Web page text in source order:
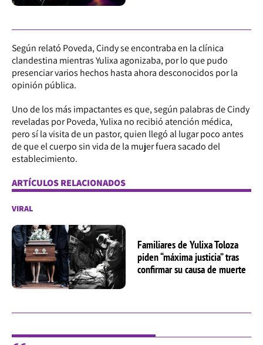
Según relató Poveda, Cindy se encontraba en la clínica
clandestina mientras Yulixa agonizaba, por lo que pudo
presenciar varios hechos hasta ahora desconocidos por la
opinión pública.
Uno de los más impactantes es que, según palabras de Cindy
reveladas por Poveda, Yulixa no recibió atención médica,
pero sí la visita de un pastor, quien llegó al lugar poco antes
de que el cuerpo sin vida de la mujer fuera sacado del
establecimiento.
ARTÍCULOS RELACIONADOS
VIRAL
Familiares de Yulixa Toloza
piden “máxima justicia” tras
confirmar su causa de muerte